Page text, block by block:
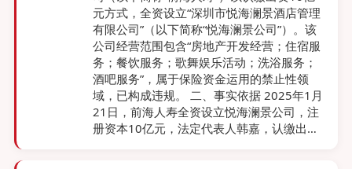
元方式，全资设立“深圳市悦海澜景酒店管理
有限公司”（以下简称“悦海澜景公司”）。该
公司经营范围包含“房地产开发经营；住宿服
务；餐饮服务；歌舞娱乐活动；洗浴服务；
酒吧服务”，属于保险资金运用的禁止性领
域，已构成违规。 二、事实依据 2025年1月
21日，前海人寿全资设立悦海澜景公司，注
册资本10亿元，法定代表人韩嘉，认缴出资